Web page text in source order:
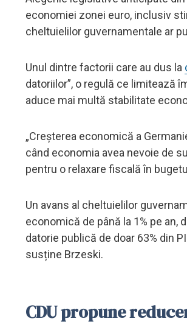
economiei zonei euro, inclusiv
cheltuielilor guvernamentale ar
Unul dintre factorii care au dus la
datoriilor”, o regulă ce limitează
aduce mai multă stabilitate
„Creșterea economică a
când economia avea nevoie de
pentru o relaxare fiscală în
Un avans al cheltuielilor
economică de până la 1% pe an,
datorie publică de doar 63% din
susține Brzeski.
CDU propune